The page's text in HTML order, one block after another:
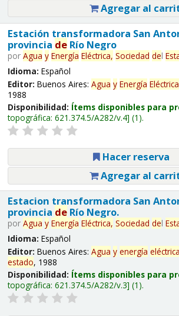
Agregar al
Estación transformadora San
provincia deRío Negro
por Agua y Energía Eléctrica, Sociedad del
Idioma: Español
Editor: Buenos Aires: Agua y Energía
1988
Disponibilidad: Ítems disponibles para
topográfica: 621.374.5/A282/v.4 (1).
Hacer reserva
Agregar al
Estacion transformadora San
provincia deRío Negro.
por Agua y Energía Eléctrica, Sociedad del
Idioma: Español
Editor: Buenos Aires: Agua y energía
estado, 1988
Disponibilidad: Ítems disponibles para
topográfica: 621.374.5/A282/v.3 (1).